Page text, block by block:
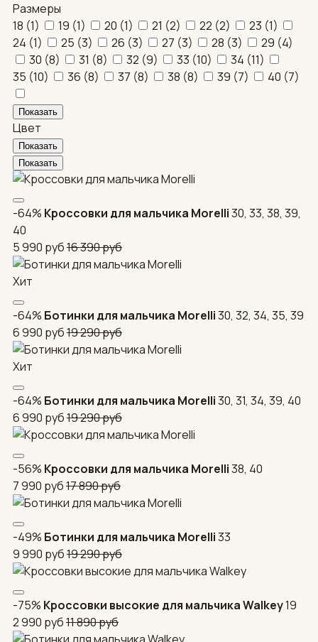
Размеры
18 (1) 19 (1) 20 (1) 21 (2) 22 (2) 23 (1)
24 (1) 25 (3) 26 (3) 27 (3) 28 (3) 29 (4)
30 (8) 31 (8) 32 (9) 33 (10) 34 (11)
35 (10) 36 (8) 37 (8) 38 (8) 39 (7) 40 (7)
Цвет
-64% Кроссовки для мальчика Morelli30, 33, 38, 39,
40
5 990 руб16 390руб
Хит
-64% Ботинки для мальчика Morelli30, 32, 34, 35, 39
6 990 руб19 290руб
Хит
-64% Ботинки для мальчика Morelli30, 31, 34, 39, 40
6 990 руб19 290руб
-56% Кроссовки для мальчика Morelli38, 40
7 990 руб17 890руб
-49% Ботинки для мальчика Morelli33
9 990 руб19 290руб
-75% Кроссовки высокие для мальчика Walkey19
2 990 руб11 890руб